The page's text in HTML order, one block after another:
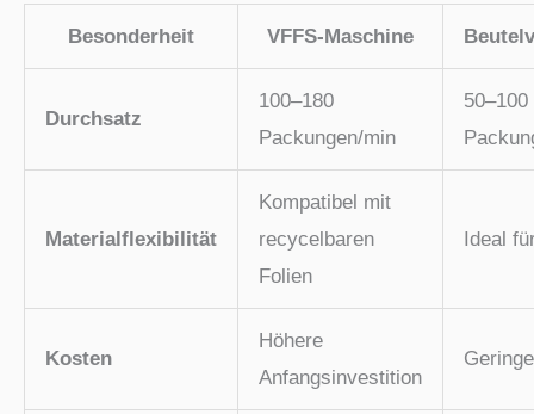
Besonderheit VFFS-Maschine
Durchsatz
100–180
Packungen/min
50–100
Materialflexibilität
Kompatibel mit
recycelbaren
Folien
Ideal
Kosten
Höhere
Anfangsinvestition